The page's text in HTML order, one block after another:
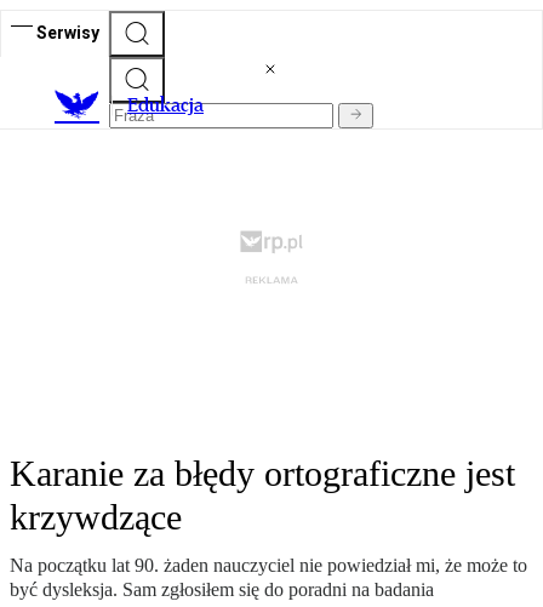
Serwisy
Edukacja
Karanie za błędy ortograficzne jest
krzywdzące
Na początku lat 90. żaden nauczyciel nie powiedział mi, że może to
być dysleksja. Sam zgłosiłem się do poradni na badania